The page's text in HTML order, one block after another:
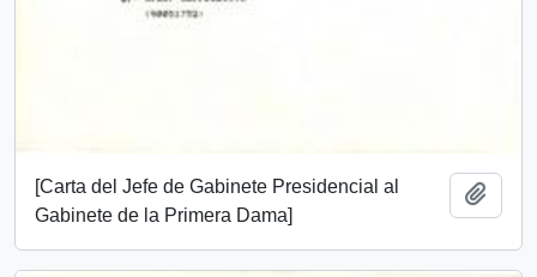
[Carta del Jefe de Gabinete Presidencial al
Gabinete de la Primera Dama]